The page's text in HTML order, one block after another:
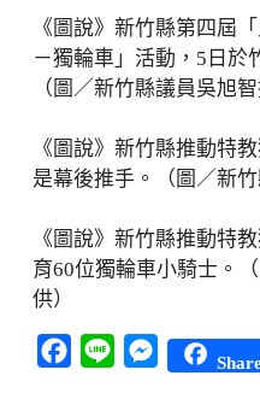
《圖說》新竹縣第四屆
－獨輪車」活動，5日於
（圖／新竹縣議員吳旭智
《圖說》新竹縣推動特
是幕後推手。（圖／新竹
《圖說》新竹縣推動特
育60位獨輪車小騎士。
供）
Facebook
Line Messenger